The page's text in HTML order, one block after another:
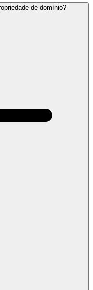
de domínio?